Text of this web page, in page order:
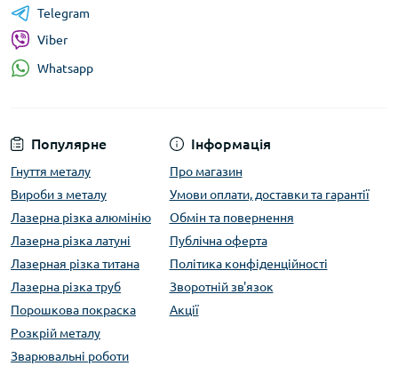
Популярне
Гнуття металу
Вироби з металу
Лазерна різка алюмінію
Лазерна різка латуні
Лазерная різка титана
Лазерна різка труб
Порошкова покраска
Розкрій металу
Зварювальні роботи
Інформація
Про магазин
Умови оплати, доставки та гарантії
Обмін та повернення
Публічна оферта
Політика конфіденційності
Зворотній зв'язок
Акції
Telegram
Viber
Whatsapp